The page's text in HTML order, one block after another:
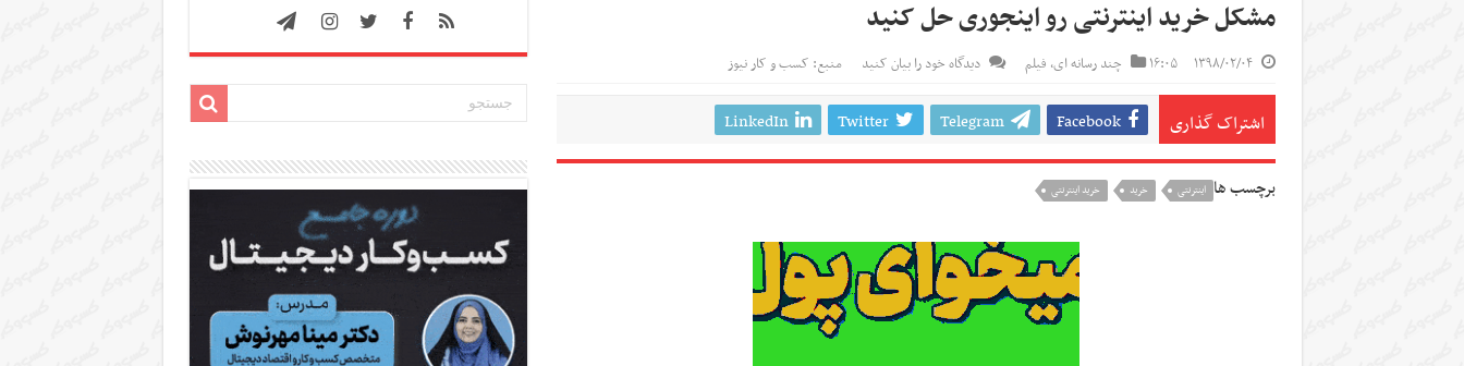
مشکل خرید اینترنتی رو اینجوری حل کنید
۱۳۹۸/۰۲/۰۴ ۱۶:۰۵ چند رسانه ای, فیلم دیدگاه خود را بیان کنید منبع: کسب و کار نیوز
اشتراک گذاری Facebook
Telegram
Twitter
LinkedIn
برچسب ها اینترنتی خرید خرید اینترنتی